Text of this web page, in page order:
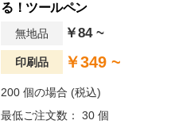
る！ツールペン
無地品 ￥84 ~
印刷品 ￥349 ~
200 個の場合 (税込)
最低ご注文数： 30 個